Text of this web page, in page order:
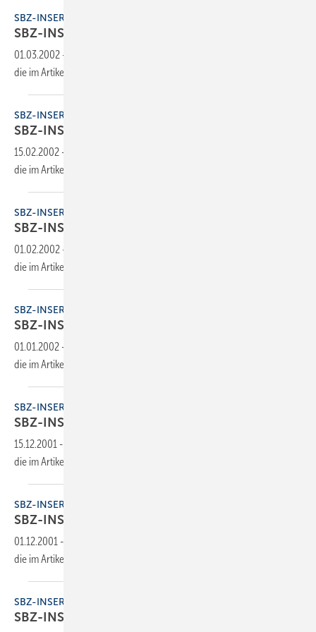
SBZ-INSERENTEN
SBZ-INSERENTEN
01.03.2002 -
die im Artikel verlinkte Datei, um auf den Inhalt
SBZ-INSERENTEN
SBZ-INSERENTEN
15.02.2002 -
die im Artikel verlinkte Datei, um auf den Inhalt
SBZ-INSERENTEN
SBZ-INSERENTEN
01.02.2002 -
die im Artikel verlinkte Datei, um auf den Inhalt
SBZ-INSERENTEN
SBZ-INSERENTEN
01.01.2002 -
die im Artikel verlinkte Datei, um auf den Inhalt
SBZ-INSERENTEN
SBZ-INSERENTEN
15.12.2001 -
die im Artikel verlinkte Datei, um auf den Inhalt
SBZ-INSERENTEN
SBZ-INSERENTEN
01.12.2001 -
die im Artikel verlinkte Datei, um auf den Inhalt
SBZ-INSERENTEN
SBZ-INSERENTEN